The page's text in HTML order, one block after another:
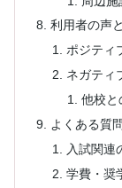
利用者の声
ポジティ
ネガティ
他校と
よくある質
入試関連
学費・奨